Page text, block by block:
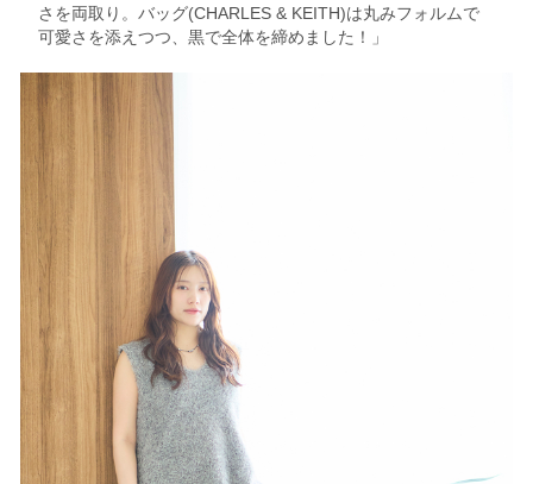
さを両取り。バッグ(CHARLES & KEITH)は丸みフォルムで
可愛さを添えつつ、黒で全体を締めました！」